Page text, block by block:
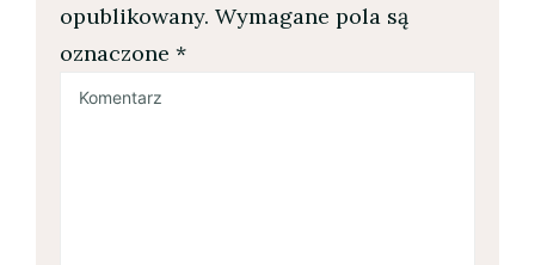
opublikowany. Wymagane pola są
oznaczone *